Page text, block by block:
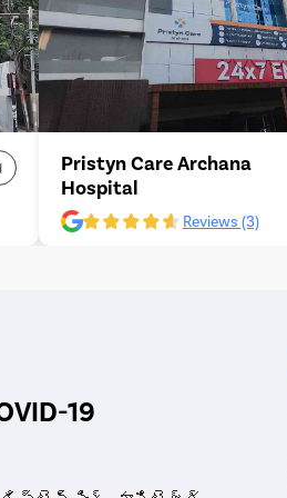
Pristyn Care Archana
Hospital
Reviews (3)
19